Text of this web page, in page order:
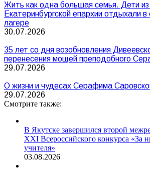
Жить как одна большая семья. Дети
Екатеринбургской епархии отдыхали
лагере
30.07.2026
35 лет со дня возобновления
перенесения мощей преподобного
29.07.2026
О жизни и чудесах Серафима
29.07.2026
Смотрите также:
В Якутске завершился второй
XXI Всероссийского конкурса «За
учителя»
03.08.2026